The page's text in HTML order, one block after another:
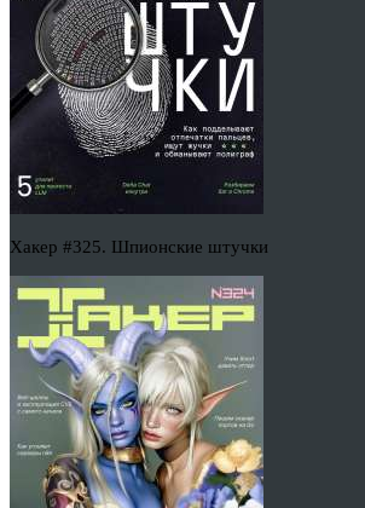
Хакер #325. Шпионские штучки